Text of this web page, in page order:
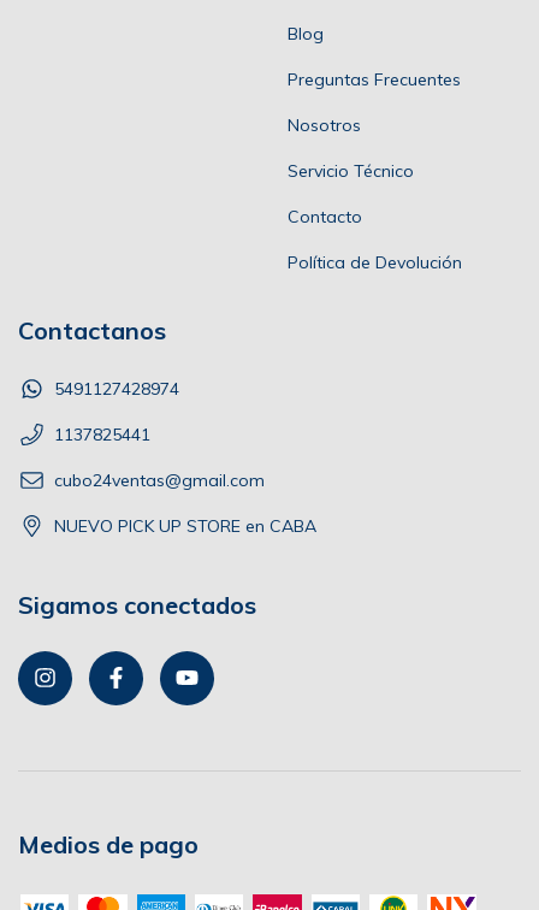
Blog
Preguntas Frecuentes
Nosotros
Servicio Técnico
Contacto
Política de Devolución
Contactanos
5491127428974
1137825441
cubo24ventas@gmail.com
NUEVO PICK UP STORE en CABA
Sigamos conectados
Medios de pago